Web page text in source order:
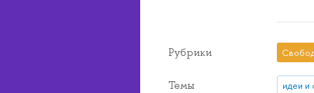
Рубрики
Темы идеи и